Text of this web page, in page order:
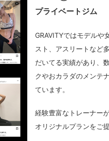
プライベートジム
GRAVITYではモデルや
スト、アスリートなど
だいてる実績があり、
クやおカラダのメンテ
ています。
経験豊富なトレーナー
オリジナルプランをご